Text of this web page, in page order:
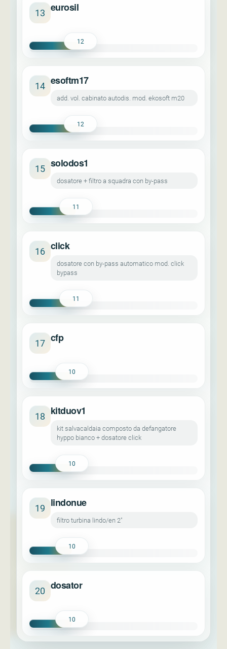
13 eurosil
12
14 esoftm17
add. vol. cabinato autodis. mod. ekosoft m20
12
15 solodos1
dosatore + filtro a squadra con by-pass
11
16 click
dosatore con by-pass automatico mod. click
bypass
11
17 cfp
10
18 kitduov1
kit salvacaldaia composto da defangatore
hyppo bianco + dosatore click
10
19 lindonue
filtro turbina lindo/en 2"
10
20 dosator
10